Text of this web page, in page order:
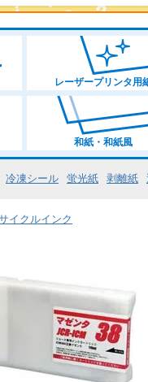
レーザープリンタ用
和紙・和紙風
冷凍シール 蛍光紙 剥離紙
イクルインク